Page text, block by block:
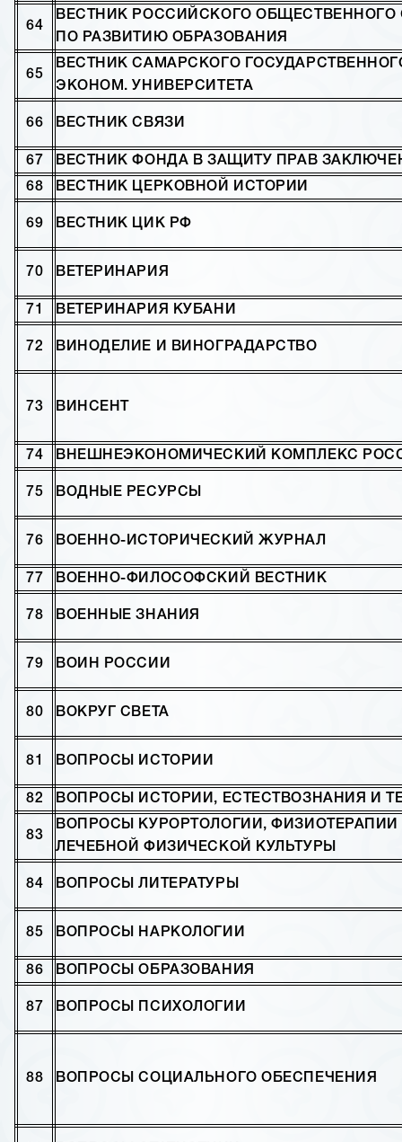
64
ВЕСТНИК РОССИЙСКОГО ОБЩЕСТВЕННОГО
ПО РАЗВИТИЮ ОБРАЗОВАНИЯ
65
ВЕСТНИК САМАРСКОГО
ЭКОНОМ. УНИВЕРСИТЕТА
66 ВЕСТНИК СВЯЗИ
67 ВЕСТНИК ФОНДА В ЗАЩИТУ ПРАВ
68 ВЕСТНИК ЦЕРКОВНОЙ ИСТОРИИ
69 ВЕСТНИК ЦИК РФ
70 ВЕТЕРИНАРИЯ
71 ВЕТЕРИНАРИЯ КУБАНИ
72 ВИНОДЕЛИЕ И ВИНОГРАДАРСТВО
73 ВИНСЕНТ
74 ВНЕШНЕЭКОНОМИЧЕСКИЙ КОМПЛЕКС
75 ВОДНЫЕ РЕСУРСЫ
76 ВОЕННО-ИСТОРИЧЕСКИЙ ЖУРНАЛ
77 ВОЕННО-ФИЛОСОФСКИЙ ВЕСТНИК
78 ВОЕННЫЕ ЗНАНИЯ
79 ВОИН РОССИИ
80 ВОКРУГ СВЕТА
81 ВОПРОСЫ ИСТОРИИ
82 ВОПРОСЫ ИСТОРИИ, ЕСТЕСТВОЗНАНИЯ И
83
ВОПРОСЫ КУРОРТОЛОГИИ, ФИЗИОТЕРАПИИ
ЛЕЧЕБНОЙ ФИЗИЧЕСКОЙ КУЛЬТУРЫ
84 ВОПРОСЫ ЛИТЕРАТУРЫ
85 ВОПРОСЫ НАРКОЛОГИИ
86 ВОПРОСЫ ОБРАЗОВАНИЯ
87 ВОПРОСЫ ПСИХОЛОГИИ
88 ВОПРОСЫ СОЦИАЛЬНОГО ОБЕСПЕЧЕНИЯ